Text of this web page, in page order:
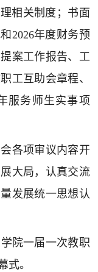
相关制度；书面
2026年度财务预
案工作报告、工
工互助会章程、
服务师生实事项
各项审议内容开
大局，认真交流
发展统一思想认
院一届一次教职
式。